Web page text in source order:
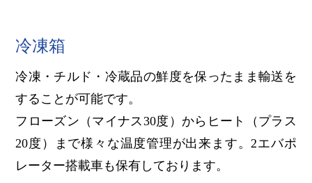
冷凍箱
冷凍・チルド・冷蔵品の鮮度を保ったまま輸送を
することが可能です。
フローズン（マイナス30度）からヒート（プラス
20度）まで様々な温度管理が出来ます。2エバポ
レーター搭載車も保有しております。